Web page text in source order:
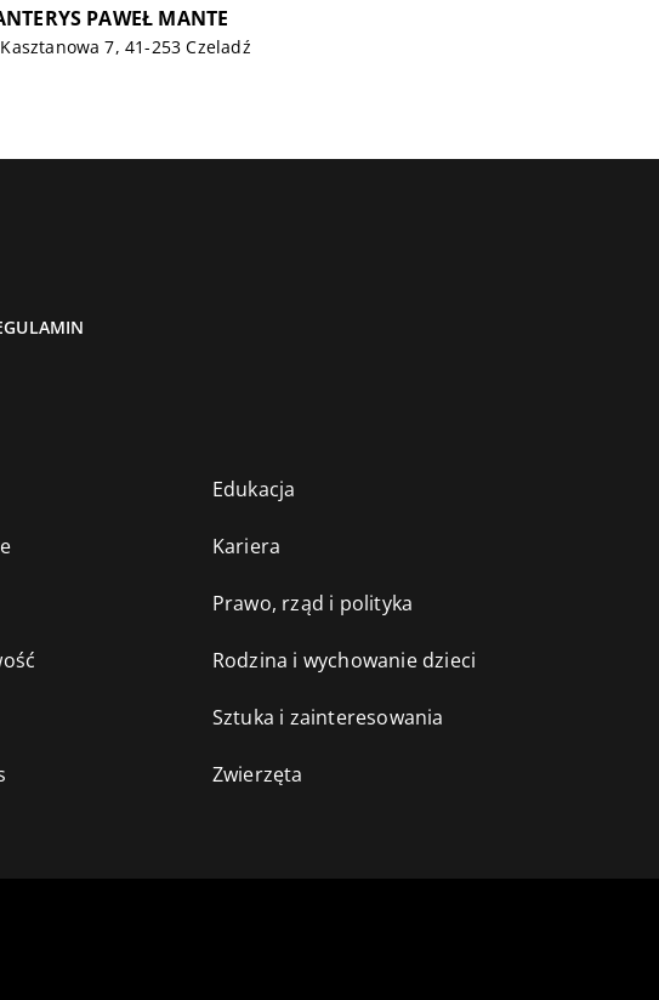
PAWEŁ MANTE
7, 41-253 Czeladź
Edukacja
Kariera
Prawo, rząd i polityka
Rodzina i wychowanie dzieci
Sztuka i zainteresowania
Zwierzęta